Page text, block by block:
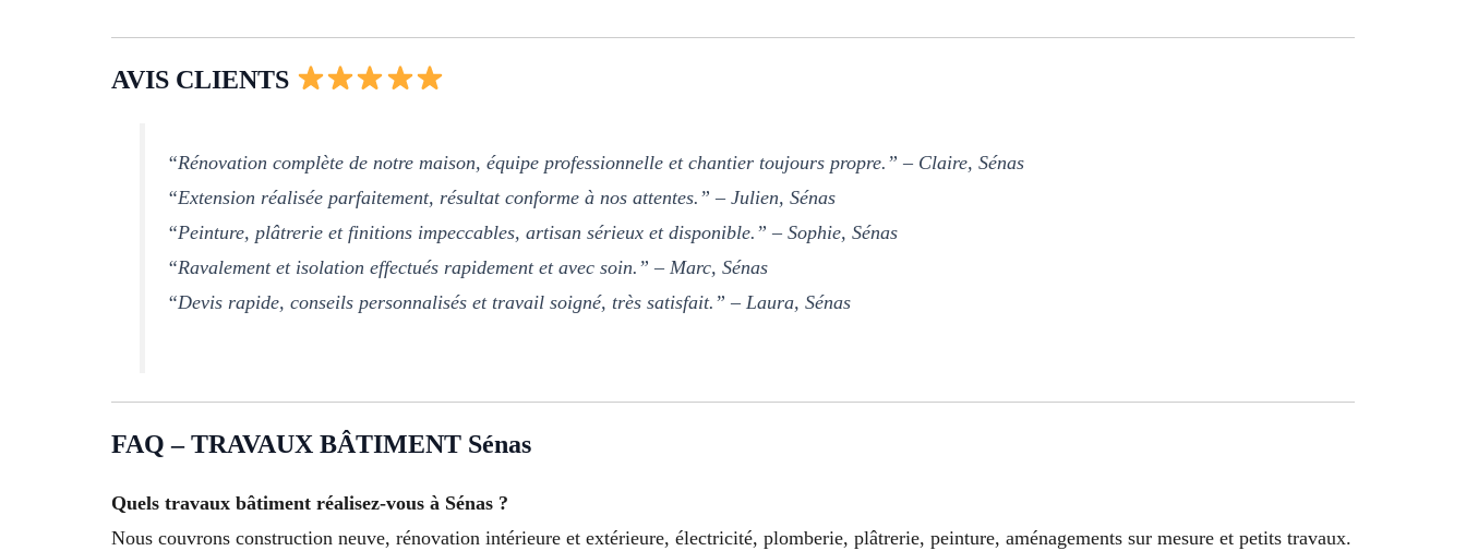
AVIS CLIENTS
“Rénovation complète de notre maison, équipe professionnelle et chantier toujours propre.” – Claire, Sénas
“Extension réalisée parfaitement, résultat conforme à nos attentes.” – Julien, Sénas
“Peinture, plâtrerie et finitions impeccables, artisan sérieux et disponible.” – Sophie, Sénas
“Ravalement et isolation effectués rapidement et avec soin.” – Marc, Sénas
“Devis rapide, conseils personnalisés et travail soigné, très satisfait.” – Laura, Sénas
FAQ – TRAVAUX BÂTIMENT Sénas
Quels travaux bâtiment réalisez-vous à Sénas ?
Nous couvrons construction neuve, rénovation intérieure et extérieure, électricité, plomberie, plâtrerie, peinture, aménagements sur mesure et petits travaux.